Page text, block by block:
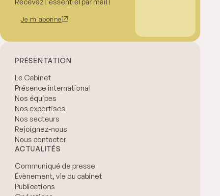
Je m'abonne
PRÉSENTATION
Le Cabinet
Présence international
Nos équipes
Nos expertises
Nos secteurs
Rejoignez-nous
Nous contacter
ACTUALITÉS
Communiqué de presse
Évènement, vie du cabinet
Publications